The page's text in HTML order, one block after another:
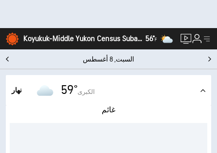
Koyukuk-Middle Yukon Census Subarea, ألاسكا 56°F
السبت, 8 أغسطس
نهار 59°الكبرى
غائم